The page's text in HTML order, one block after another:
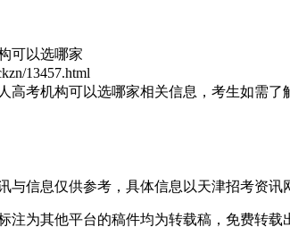
可以选哪家
13457.html
高考机构可以选哪家相关信息，考生如需
与信息仅供参考，具体信息以天津招考资讯
注为其他平台的稿件均为转载稿，免费转